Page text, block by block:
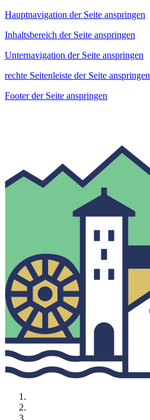
Hauptnavigation der Seite anspringen
Inhaltsbereich der Seite anspringen
Unternavigation der Seite anspringen
rechte Seitenleiste der Seite anspringen
Footer der Seite anspringen